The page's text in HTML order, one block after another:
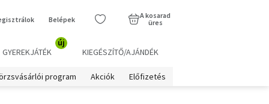
Belépek
A kosarad
üres
GYEREKJÁTÉK
új
KIEGÉSZÍTŐ/AJÁNDÉK
program Akciók Előfizetés